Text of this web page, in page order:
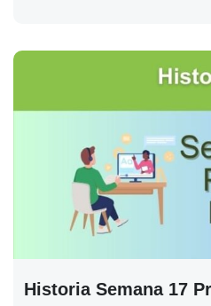
Historia Semana 17